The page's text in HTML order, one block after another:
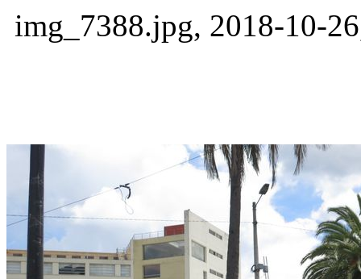
img_7388.jpg, 2018-10-